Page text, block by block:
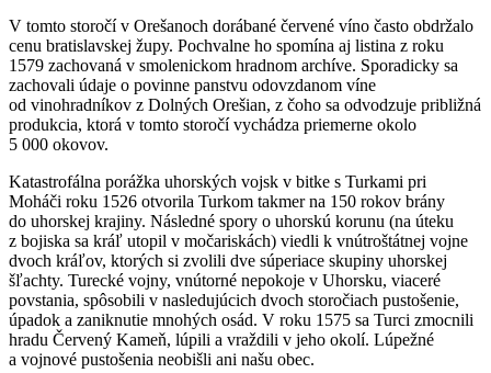
V tomto storočí v Orešanoch dorábané červené víno často obdržalo
cenu bratislavskej župy. Pochvalne ho spomína aj listina z roku
1579 zachovaná v smolenickom hradnom archíve. Sporadicky sa
zachovali údaje o povinne panstvu odovzdanom víne
od vinohradníkov z Dolných Orešian, z čoho sa odvodzuje približná
produkcia, ktorá v tomto storočí vychádza priemerne okolo
5 000 okovov.
Katastrofálna porážka uhorských vojsk v bitke s Turkami pri
Moháči roku 1526 otvorila Turkom takmer na 150 rokov brány
do uhorskej krajiny. Následné spory o uhorskú korunu (na úteku
z bojiska sa kráľ utopil v močariskách) viedli k vnútroštátnej vojne
dvoch kráľov, ktorých si zvolili dve súperiace skupiny uhorskej
šľachty. Turecké vojny, vnútorné nepokoje v Uhorsku, viaceré
povstania, spôsobili v nasledujúcich dvoch storočiach pustošenie,
úpadok a zaniknutie mnohých osád. V roku 1575 sa Turci zmocnili
hradu Červený Kameň, lúpili a vraždili v jeho okolí. Lúpežné
a vojnové pustošenia neobišli ani našu obec.